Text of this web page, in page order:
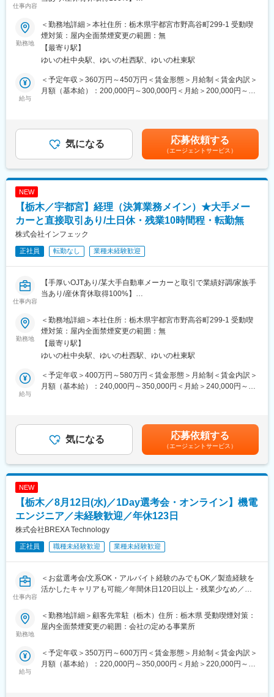
変更の範囲：会社の定める業務
店舗運営スタッフとして、いずれかの部門を担当していただきま
す。
◎配属部門
青果／鮮魚／精肉／惣菜／一般食品／オペレーション（レジ）／
◎具体的には
・売場づくり
・発注・仕入れ
・値付け
・販売計画の立案
・パート・アルバイトスタッフとの連携
■キャリアパス：
売場担当⇒部門責任者⇒副店長⇒店長⇒SV（複数店舗統括）
ベイシアでは店舗での経験を積みながら、マネジメント職へのキ
ャリア形成が可能です！
経常利益率も高く、現在はデジタル領域に積極的に投資を行い、
より便利で健康的な生活をサポートする社会インフラとしてなく
変更の範囲：会社の定める業務
仕事内容
■業務内容：
完成車メーカーとの直接取引を強みに、業績好調を続ける当社に
て経理職を募集します。入社後は仕訳業務などの基本的な経理業
務からスタートしていただきます。先輩社員のサポートを受けな
がら徐々に業務の幅を広げ、将来的には決算業務にも携わること
が可能です。
・仕訳計上、入出金管理
■組織構成：
経理財務部への配属となります。現在は30代と50代の社員2名が
■教育体制：
入社後は、先輩社員によるOJTを通じて業務を習得いただきま
す。一人立ちするまで丁寧にフォローするため、業界や職種の経
て知識やスキルを身につけながら、段階的に担当業務の幅を広げ
■就業環境：
・月平均残業時間：10時間程
り
・転勤：無し
・育児・介護休業制度や時短正社員制度等有り
・平均有給消化日数：17日
■当社の魅力：
伴い受注も増加しているため、安定した経営基盤を築いていま
す。
また、大手自動車メーカーとの取引実績に加え、中古車向けアフ
受注を確保しています。自動車業界を中心に、二輪車・建設機
変更の範囲：会社の定める業務
勤務地
＜勤務地詳細＞本社住所：栃木県宇都宮市野高谷町299-1 受動喫
煙対策：屋内全面禁煙変更の範囲：無
【最寄り駅】
ゆいの杜中央駅、ゆいの杜西駅、ゆいの杜東駅
給与
＜予定年収＞360万円～450万円＜賃金形態＞月給制＜賃金内訳＞
月額（基本給）：200,000円～300,000円＜月給＞200,000円～
あります。月給(月額)は固定手当を含めた表記です。
気になる 応募依頼する
（エージェントサービス）
NEW
【栃木／宇都宮】経理（決算業務メイン）★大手メー
カーと直接取引あり/土日休・残業10時間程・転勤無
株式会社インフェック
正社員 転勤なし 業種未経験歓迎
仕事内容
【手厚いOJTあり/某大手自動車メーカーと取引で業績好調/家族手
当あり/産休育休取得100%】
■業務内容：
完成車メーカーとの直接取引を強みに、業績好調を続ける当社に
て経理職を募集します。決算業務を中心に経理全般を担当いただ
き、将来的には管理職として組織を牽引いただくことを期待して
います。安定した事業基盤のもと、経理として専門性とキャリア
の両方を高められる環境です。
・月次・半期・年次決算業務
・経理業務の改善・効率化推進
・将来的なマネジメント業務へのチャレンジ
ことができます。
■教育体制：
す。一人立ちするまで丁寧にフォローするため、業界や職種の経
ていただきます。
・月平均残業時間：10時間程
※決算時期と年始は繁忙期のため月平均20～30時間になる場合有
・育児・介護休業制度や時短正社員制度等有り
・平均有給消化日数：17日
勤務地
＜勤務地詳細＞本社住所：栃木県宇都宮市野高谷町299-1 受動喫
煙対策：屋内全面禁煙変更の範囲：無
【最寄り駅】
ゆいの杜中央駅、ゆいの杜西駅、ゆいの杜東駅
給与
＜予定年収＞400万円～580万円＜賃金形態＞月給制＜賃金内訳＞
月額（基本給）：240,000円～350,000円＜月給＞240,000円～
あります。月給(月額)は固定手当を含めた表記です。
気になる 応募依頼する
（エージェントサービス）
NEW
【栃木／8月12日(水)／1Day選考会・オンライン】機電
エンジニア／未経験歓迎／年休123日
株式会社BREXA Technology
正社員 職種未経験歓迎 業種未経験歓迎
仕事内容
＜お盆選考会/文系OK・アルバイト経験のみでもOK／製造経験を
活かしたキャリアも可能／年間休日120日以上・残業少なめ／資
■こんな方におすすめ
・スキルアップが給与UPにつながる環境で働きたい！
安定した正社員雇用で長期キャリアを築きたい！
勤務地
＜勤務地詳細＞顧客先常駐（栃木）住所：栃木県 受動喫煙対策：
屋内全面禁煙変更の範囲：会社の定める事業所
給与
＜予定年収＞350万円～600万円＜賃金形態＞月給制＜賃金内訳＞
月額（基本給）：220,000円～350,000円＜月給＞220,000円～